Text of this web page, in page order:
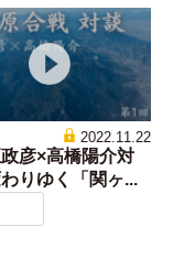
2022.11.22
政彦×高橋陽介対
りゆく「関ヶ...